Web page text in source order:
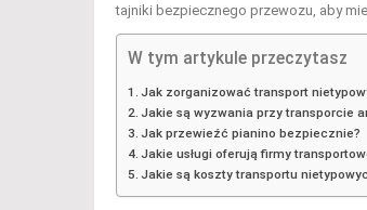
tajniki bezpiecznego przewozu, aby
W tym artykule przeczytasz
Jak zorganizować transport
Jakie są wyzwania przy transporcie
Jak przewieźć pianino bezpiecznie?
Jakie usługi oferują firmy
Jakie są koszty transportu